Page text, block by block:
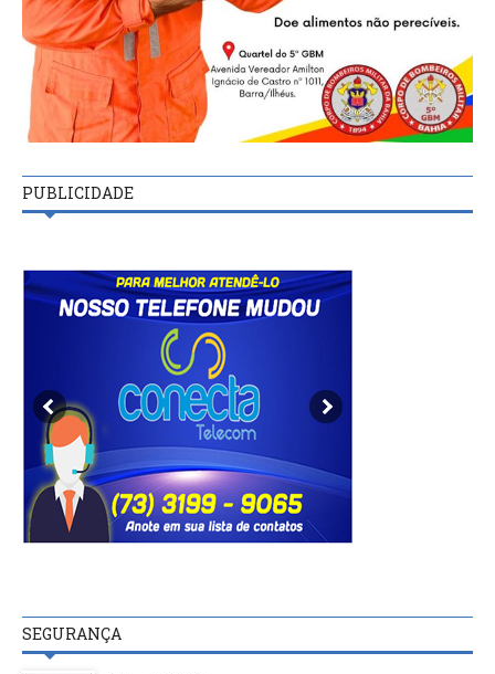
PUBLICIDADE
SEGURANÇA